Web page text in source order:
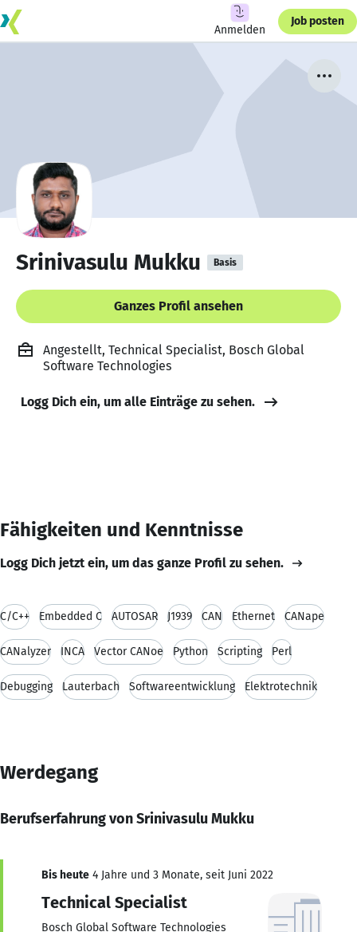
Anmelden
Job posten
Srinivasulu Mukku Basis
Ganzes Profil ansehen
Angestellt, Technical Specialist, Bosch Global
Software Technologies
Logg Dich ein, um alle Einträge zu sehen.
Fähigkeiten und Kenntnisse
Logg Dich jetzt ein, um das ganze Profil zu sehen.
C/C++ Embedded C AUTOSAR J1939 CAN Ethernet CANape
CANalyzer INCA Vector CANoe Python Scripting Perl
Debugging Lauterbach Softwareentwicklung Elektrotechnik
Werdegang
Berufserfahrung von Srinivasulu Mukku
Bis heute 4 Jahre und 3 Monate, seit Juni 2022
Technical Specialist
Bosch Global Software Technologies